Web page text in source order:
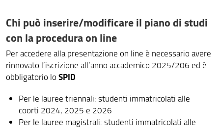
Chi può inserire/modificare il piano di studi
con la procedura on line
Per accedere alla presentazione on line è necessario avere
rinnovato l’iscrizione all’anno accademico 2025/206 ed è
obbligatorio lo SPID
Per le lauree triennali: studenti immatricolati alle
coorti 2024, 2025 e 2026
Per le lauree magistrali: studenti immatricolati alle